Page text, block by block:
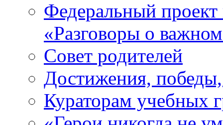
Федеральный
«Разговоры о
Совет родителей
Достижения,
Кураторам учебных